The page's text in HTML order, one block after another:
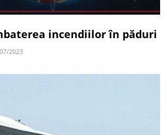
incendiilor în păduri
2023